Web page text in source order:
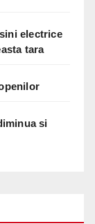
electrice
tara
si